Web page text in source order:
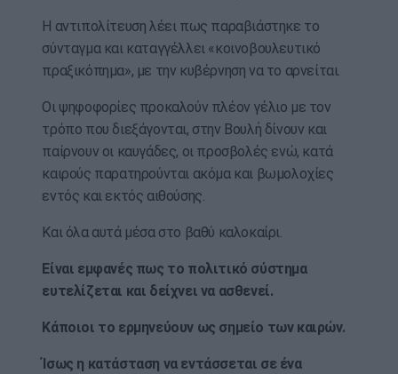
Η αντιπολίτευση λέει πως παραβιάστηκε το
σύνταγμα και καταγγέλλει «κοινοβουλευτικό
πραξικόπημα», με την κυβέρνηση να το αρνείται.
Οι ψηφοφορίες προκαλούν πλέον γέλιο με τον
τρόπο που διεξάγονται, στην Βουλή δίνουν και
παίρνουν οι καυγάδες, οι προσβολές ενώ, κατά
καιρούς παρατηρούνται ακόμα και βωμολοχίες
εντός και εκτός αιθούσης.
Και όλα αυτά μέσα στο βαθύ καλοκαίρι.
Είναι εμφανές πως το πολιτικό σύστημα
ευτελίζεται και δείχνει να ασθενεί.
Κάποιοι το ερμηνεύουν ως σημείο των καιρών.
Ίσως η κατάσταση να εντάσσεται σε ένα